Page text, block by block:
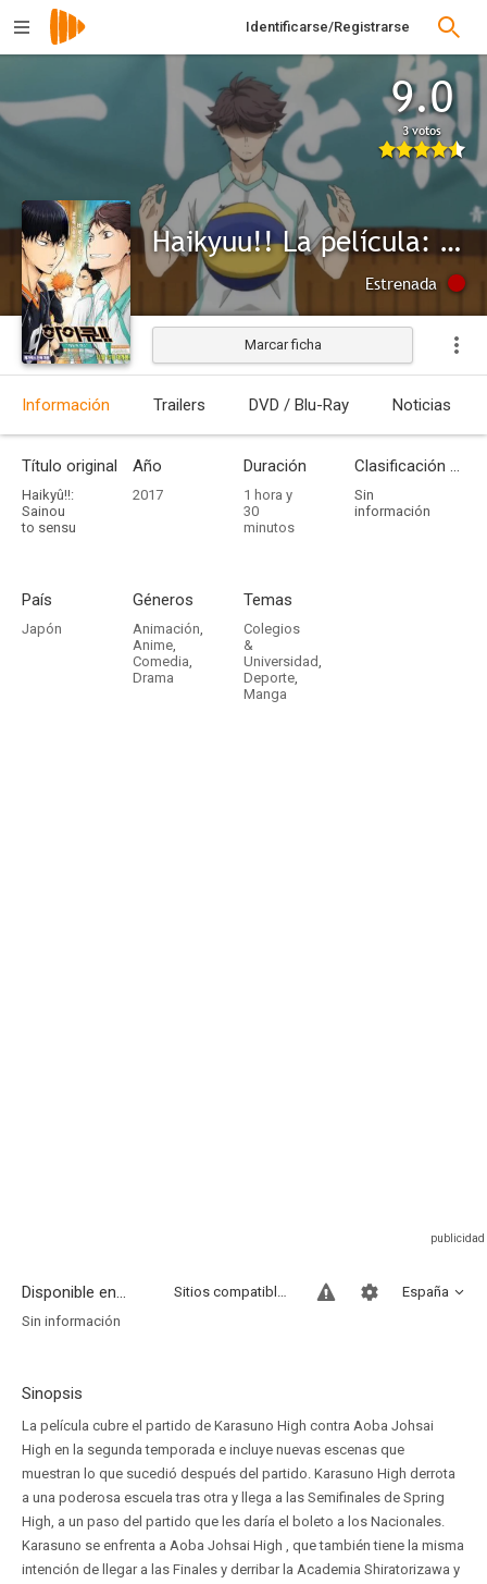
Identificarse/Registrarse
9.0
3 votos
Haikyuu!! La película: Talento e instinto
Estrenada
Marcar ficha
Información Trailers DVD / Blu-Ray Noticias
Título original
Haikyû!!:
Sainou
to sensu
Año
2017
Duración
1 hora y
30
minutos
Clasificación por edades
Sin
información
País
Japón
Géneros
Animación,
Anime,
Comedia,
Drama
Temas
Colegios
&
Universidad,
Deporte,
Manga
Disponible en... España
Sitios compatibles
Sin información
Sinopsis
La película cubre el partido de Karasuno High contra Aoba Johsai
High en la segunda temporada e incluye nuevas escenas que
muestran lo que sucedió después del partido. Karasuno High derrota
a una poderosa escuela tras otra y llega a las Semifinales de Spring
High, a un paso del partido que les daría el boleto a los Nacionales.
Karasuno se enfrenta a Aoba Johsai High , que también tiene la misma
intención de llegar a las Finales y derribar la Academia Shiratorizawa y